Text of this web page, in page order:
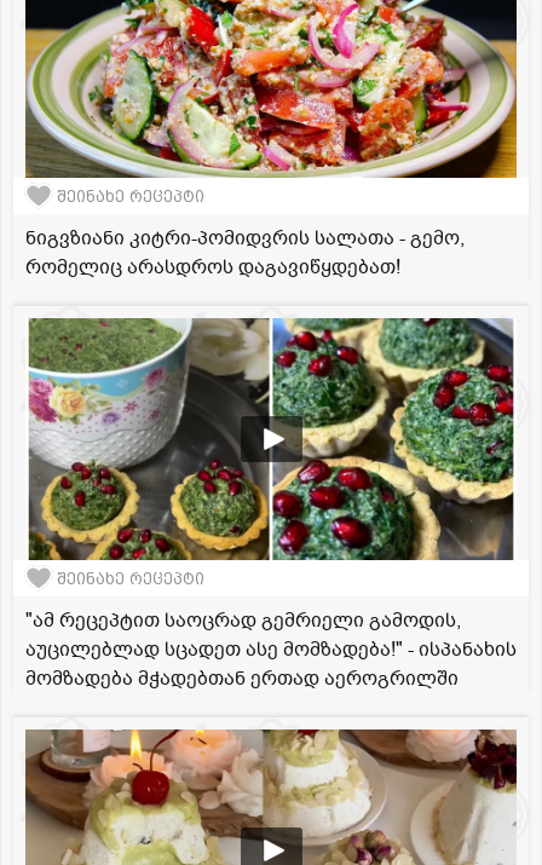
შეინახე რეცეპტი
ნიგვზიანი კიტრი-პომიდვრის სალათა - გემო,
რომელიც არასდროს დაგავიწყდებათ!
შეინახე რეცეპტი
"ამ რეცეპტით საოცრად გემრიელი გამოდის,
აუცილებლად სცადეთ ასე მომზადება!" - ისპანახის
მომზადება მჭადებთან ერთად აეროგრილში